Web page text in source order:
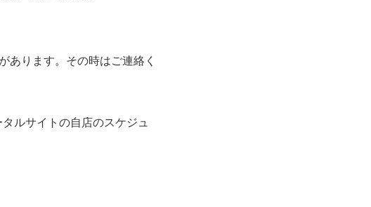
あります。その時はご連絡く
ルサイトの自店のスケジュ